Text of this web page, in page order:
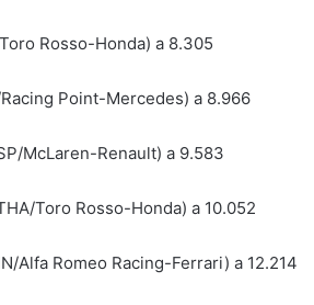
Rosso-Honda) a 8.305
Point-Mercedes) a 8.966
McLaren-Renault) a 9.583
Toro Rosso-Honda) a 10.052
Alfa Romeo Racing-Ferrari) a 12.214